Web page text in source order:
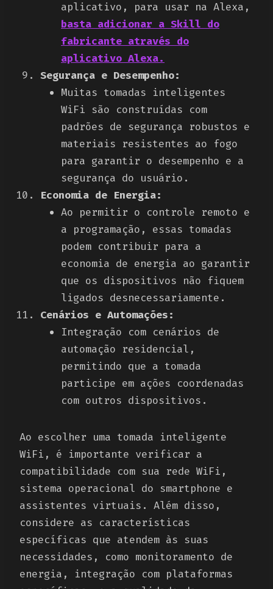
aplicativo, para usar na Alexa,
basta adicionar a Skill do
fabricante através do
aplicativo Alexa.
Segurança e Desempenho:
Muitas tomadas inteligentes
WiFi são construídas com
padrões de segurança robustos e
materiais resistentes ao fogo
para garantir o desempenho e a
segurança do usuário.
Economia de Energia:
Ao permitir o controle remoto e
a programação, essas tomadas
podem contribuir para a
economia de energia ao garantir
que os dispositivos não fiquem
ligados desnecessariamente.
Cenários e Automações:
Integração com cenários de
automação residencial,
permitindo que a tomada
participe em ações coordenadas
com outros dispositivos.
Ao escolher uma tomada inteligente
WiFi, é importante verificar a
compatibilidade com sua rede WiFi,
sistema operacional do smartphone e
assistentes virtuais. Além disso,
considere as características
específicas que atendem às suas
necessidades, como monitoramento de
energia, integração com plataformas